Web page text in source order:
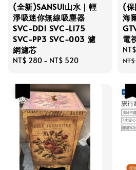
(全新)SANSUI山水｜輕
淨吸迷你無線吸塵器
SVC-DD1 SVC-L175
SVC-PP3 SVC-003 濾
網濾芯
Regular
NT$ 280 - NT$ 520
(
海
電
Sale